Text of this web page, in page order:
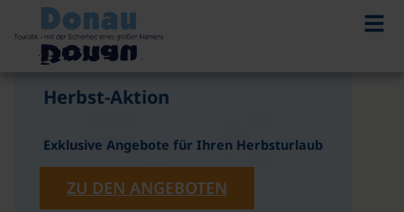
Herbst-Aktion
Exklusive Angebote für Ihren Herbsturlaub
ZU DEN ANGEBOTEN